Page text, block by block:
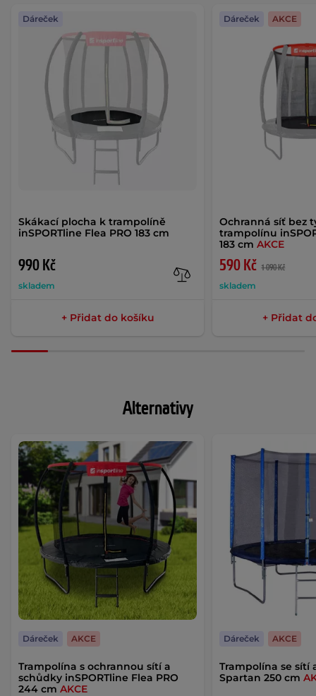
Skákací plocha k trampolíně
inSPORTline Flea PRO 183 cm
990 Kč
skladem
Dáreček
+ Přidat do košíku
Ochranná síť bez
trampolínu
183 cmAKCE
590 Kč 1 090 Kč
skladem
Dáreček AKCE
+ Přidat
Alternativy
Trampolína s ochrannou sítí a
schůdky inSPORTline Flea PRO
244 cm AKCE
Dáreček AKCE
Trampolína se sítí
Spartan 250 cm
Dáreček AKCE